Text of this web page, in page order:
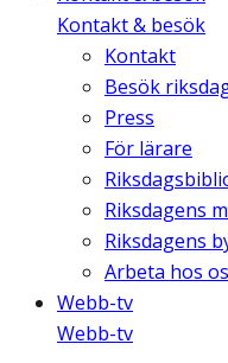
Kontakt & besök
Kontakt
Besök
Press
För lärare
Riksdagens
Riksdagens
Arbeta hos
Webb-tv
Webb-tv